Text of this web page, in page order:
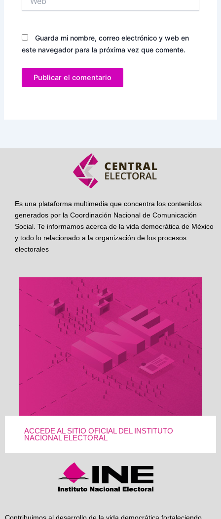
Guarda mi nombre, correo electrónico y web en
este navegador para la próxima vez que comente.
Es una plataforma multimedia que concentra los contenidos
generados por la Coordinación Nacional de Comunicación
Social. Te informamos acerca de la vida democrática de México
y todo lo relacionado a la organización de los procesos
electorales
ACCEDE AL SITIO OFICIAL DEL INSTITUTO
NACIONAL ELECTORAL